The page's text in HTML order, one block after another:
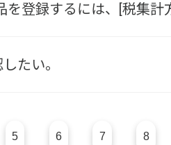
を登録するには、[税集
たい。
5 6 7 8